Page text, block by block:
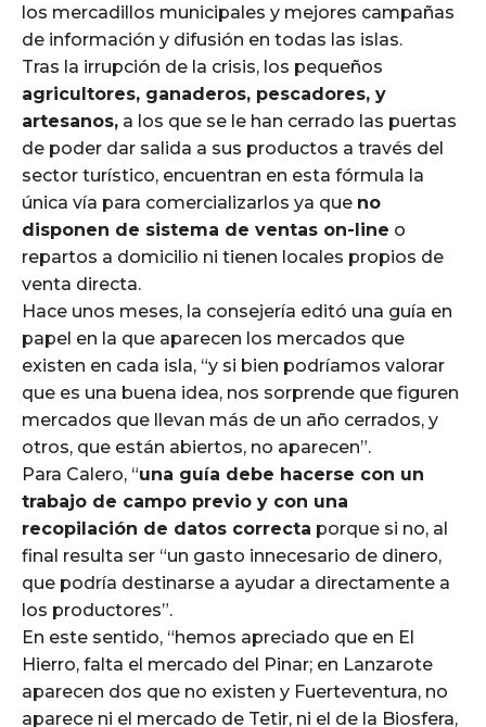
los mercadillos municipales y mejores campañas
de información y difusión en todas las islas.
Tras la irrupción de la crisis, los pequeños
agricultores, ganaderos, pescadores, y
artesanos, a los que se le han cerrado las puertas
de poder dar salida a sus productos a través del
sector turístico, encuentran en esta fórmula la
única vía para comercializarlos ya que no
disponen de sistema de ventas on-line o
repartos a domicilio ni tienen locales propios de
venta directa.
Hace unos meses, la consejería editó una guía en
papel en la que aparecen los mercados que
existen en cada isla, “y si bien podríamos valorar
que es una buena idea, nos sorprende que figuren
mercados que llevan más de un año cerrados, y
otros, que están abiertos, no aparecen”.
Para Calero, “una guía debe hacerse con un
trabajo de campo previo y con una
recopilación de datos correcta porque si no, al
final resulta ser “un gasto innecesario de dinero,
que podría destinarse a ayudar a directamente a
los productores”.
En este sentido, “hemos apreciado que en El
Hierro, falta el mercado del Pinar; en Lanzarote
aparecen dos que no existen y Fuerteventura, no
aparece ni el mercado de Tetir, ni el de la Biosfera,